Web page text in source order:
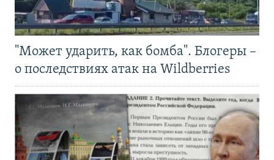
"Может ударить, как бомба". Блогеры –
о последствиях атак на Wildberries